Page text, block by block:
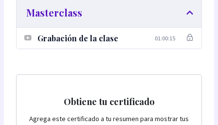
Masterclass
Grabación de la clase 01:00:15
Obtiene tu certificado
Agrega este certificado a tu resumen para mostrar tus